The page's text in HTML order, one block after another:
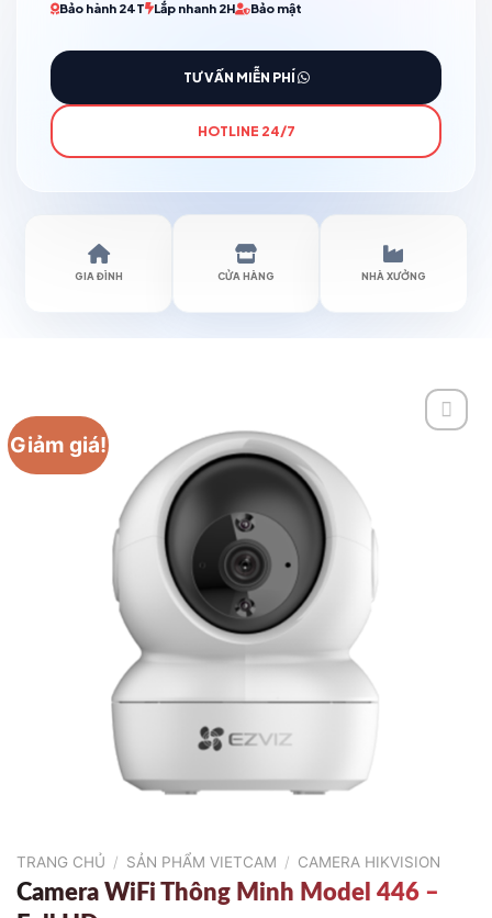
Bảo hành 24T Lắp nhanh 2H Bảo mật
TƯ VẤN MIỄN PHÍ
HOTLINE 24/7
GIA ĐÌNH CỬA HÀNG NHÀ XƯỞNG
Giảm giá!
TRANG CHỦ / SẢN PHẨM VIETCAM / CAMERA HIKVISION
Camera WiFi Thông Minh Model 446 –